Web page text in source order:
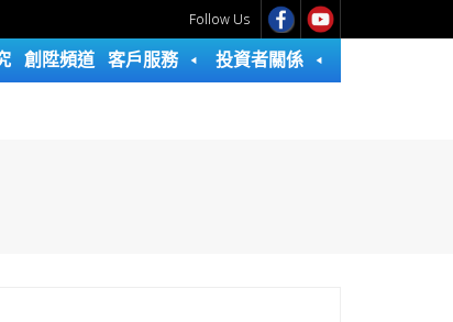
Follow Us
創陞頻道 客戶服務 投資者關係